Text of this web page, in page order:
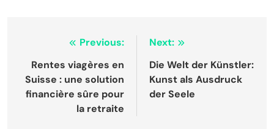
navigation
Previous:
Rentes viagères en
Suisse : une solution
financière sûre pour
la retraite
Next:
Die Welt der Künstler:
Kunst als Ausdruck
der Seele